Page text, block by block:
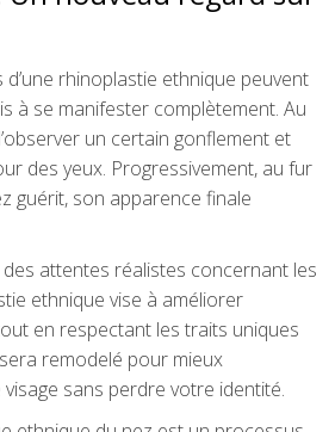
rhinoplastie ethnique peuvent
à se manifester complètement. Au
un certain gonflement et
des yeux. Progressivement, au fur
guérit, son apparence finale
des attentes réalistes concernant les
ethnique vise à améliorer
en respectant les traits uniques
remodelé pour mieux
sans perdre votre identité.